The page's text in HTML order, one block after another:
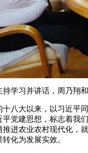
习并讲话，周乃翔和
大以来，以习近平同
党建思想，标志着我
进农业农村现代化，
化为发展实效。